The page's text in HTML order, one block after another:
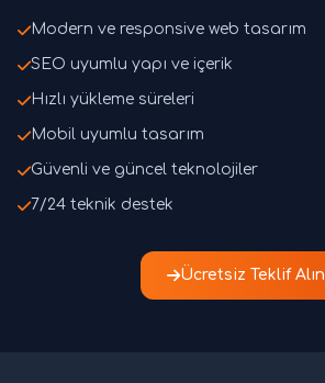
Modern ve responsive web tasarım
SEO uyumlu yapı ve içerik
Hızlı yükleme süreleri
Mobil uyumlu tasarım
Güvenli ve güncel teknolojiler
7/24 teknik destek
Ücretsiz Teklif Alın